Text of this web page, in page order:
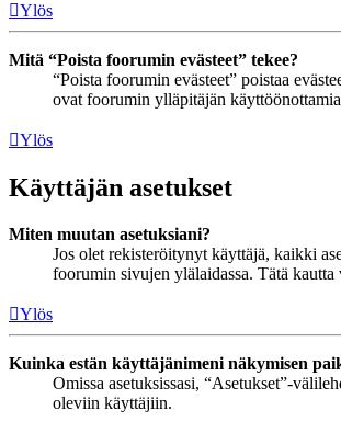
Ylös
Mitä “Poista foorumin evästeet” tekee?
“Poista foorumin evästeet” poistaa
ovat foorumin ylläpitäjän
Ylös
Käyttäjän asetukset
Miten muutan asetuksiani?
Jos olet rekisteröitynyt käyttäjä, kaikki
foorumin sivujen ylälaidassa. Tätä
Ylös
Kuinka estän käyttäjänimeni näkymisen
Omissa asetuksissasi, “Asetukset”-
oleviin käyttäjiin.